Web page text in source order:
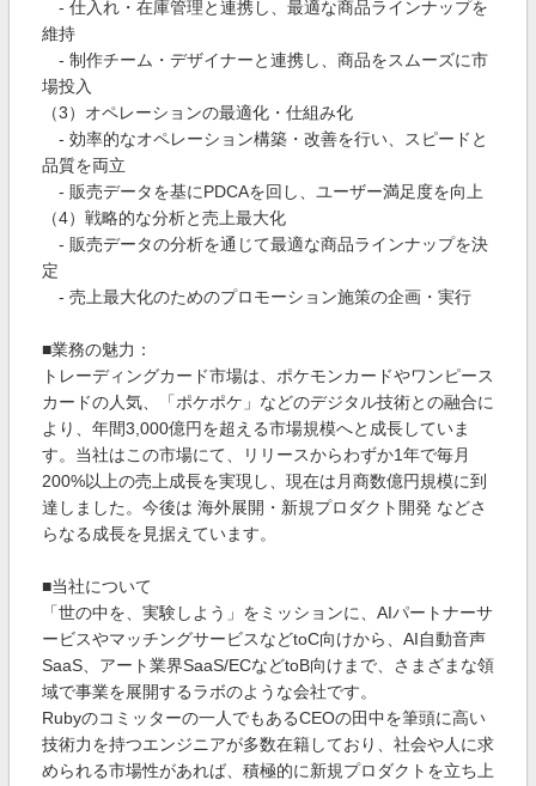
- 仕入れ・在庫管理と連携し、最適な商品ラインナップを
維持
- 制作チーム・デザイナーと連携し、商品をスムーズに市
場投入
（3）オペレーションの最適化・仕組み化
- 効率的なオペレーション構築・改善を行い、スピードと
品質を両立
- 販売データを基にPDCAを回し、ユーザー満足度を向上
（4）戦略的な分析と売上最大化
- 販売データの分析を通じて最適な商品ラインナップを決
定
- 売上最大化のためのプロモーション施策の企画・実行
■業務の魅力：
トレーディングカード市場は、ポケモンカードやワンピース
カードの人気、「ポケポケ」などのデジタル技術との融合に
より、年間3,000億円を超える市場規模へと成長していま
す。当社はこの市場にて、リリースからわずか1年で毎月
200%以上の売上成長を実現し、現在は月商数億円規模に到
達しました。今後は 海外展開・新規プロダクト開発 などさ
らなる成長を見据えています。
■当社について
「世の中を、実験しよう」をミッションに、AIパートナーサ
ービスやマッチングサービスなどtoC向けから、AI自動音声
SaaS、アート業界SaaS/ECなどtoB向けまで、さまざまな領
域で事業を展開するラボのような会社です。
Rubyのコミッターの一人でもあるCEOの田中を筆頭に高い
技術力を持つエンジニアが多数在籍しており、社会や人に求
められる市場性があれば、積極的に新規プロダクトを立ち上